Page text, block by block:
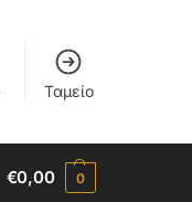
Ταμείο
€0,00 0